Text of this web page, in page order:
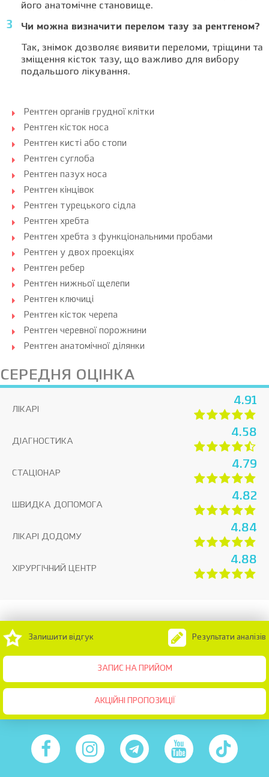
його анатомічне становище.
Чи можна визначити перелом тазу за рентгеном?
Так, знімок дозволяє виявити переломи, тріщини та
зміщення кісток тазу, що важливо для вибору
подальшого лікування.
Рентген органів грудної клітки
Рентген кісток носа
Рентген кисті або стопи
Рентген суглоба
Рентген пазух носа
Рентген кінцівок
Рентген турецького сідла
Рентген хребта
Рентген хребта з функціональними пробами
Рентген у двох проекціях
Рентген ребер
Рентген нижньої щелепи
Рентген ключиці
Рентген кісток черепа
Рентген черевної порожнини
Рентген анатомічної ділянки
СЕРЕДНЯ ОЦІНКА
ЛІКАРІ
4.91
ДІАГНОСТИКА
4.58
СТАЦІОНАР
4.79
ШВИДКА ДОПОМОГА
4.82
ЛІКАРІ ДОДОМУ
4.84
ХІРУРГІЧНИЙ ЦЕНТР
4.88
ЗАПИС НА ПРИЙОМ
Залишити відгук Результати аналізів
АКЦІЙНІ ПРОПОЗИЦІЇ